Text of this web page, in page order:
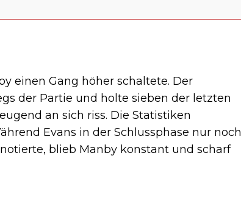
einen Gang höher schaltete. Der
der Partie und holte sieben der letzten
an sich riss. Die Statistiken
Evans in der Schlussphase nur noch
blieb Manby konstant und scharf